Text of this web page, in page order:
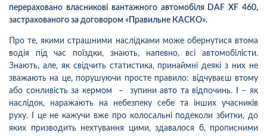
перераховано власникові вантажного автомобіля DAF XF 460,
застрахованого за договором «Правильне КАСКО».
Про те, якими страшними наслідками може обернутися втома
водія під час поїздки, знають, напевно, всі автомобілісти.
Знають, але, як свідчить статистика, принаймні деякі з них не
зважають на це, порушуючи просте правило: відчуваєш втому
або сонливість за кермом – зупини авто та відпочинь. І – як
наслідок, наражають на небезпеку себе та інших учасників
руху. І це не кажучи вже про колосальні подеколи збитки, до
яких призводить нехтування цими, здавалося б, прописними